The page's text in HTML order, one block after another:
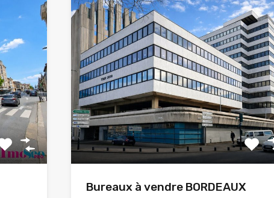
Bureaux à vendre BORDEAUX